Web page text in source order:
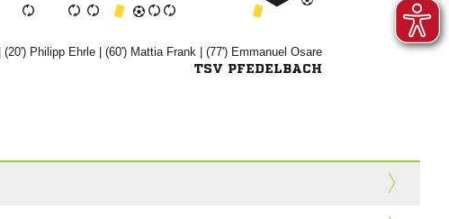
| (20')   | (60')   | (77')  
TSV PFEDELBACH